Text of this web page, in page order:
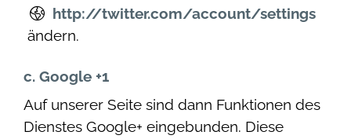
http://twitter.com/account/settings
ändern.
c. Google +1
Auf unserer Seite sind dann Funktionen des
Dienstes Google+ eingebunden. Diese